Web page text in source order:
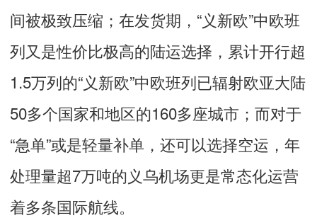
间被极致压缩；在发货期，“义新欧”中欧班
列又是性价比极高的陆运选择，累计开行超
1.5万列的“义新欧”中欧班列已辐射欧亚大陆
50多个国家和地区的160多座城市；而对于
“急单”或是轻量补单，还可以选择空运，年
处理量超7万吨的义乌机场更是常态化运营
着多条国际航线。